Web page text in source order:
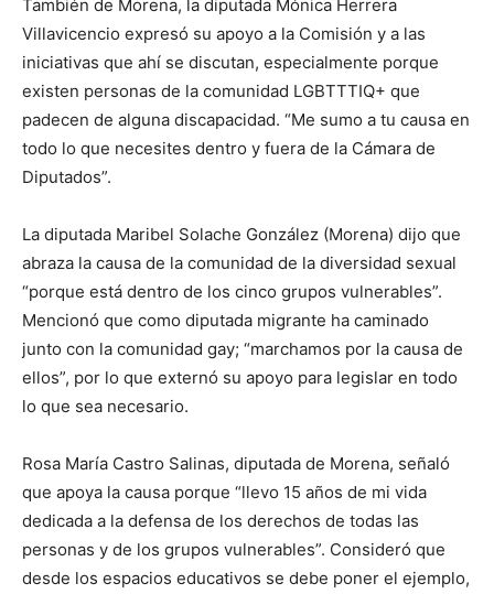
También de Morena, la diputada Mónica Herrera
Villavicencio expresó su apoyo a la Comisión y a las
iniciativas que ahí se discutan, especialmente porque
existen personas de la comunidad LGBTTTIQ+ que
padecen de alguna discapacidad. “Me sumo a tu causa en
todo lo que necesites dentro y fuera de la Cámara de
Diputados”.
La diputada Maribel Solache González (Morena) dijo que
abraza la causa de la comunidad de la diversidad sexual
“porque está dentro de los cinco grupos vulnerables”.
Mencionó que como diputada migrante ha caminado
junto con la comunidad gay; “marchamos por la causa de
ellos”, por lo que externó su apoyo para legislar en todo
lo que sea necesario.
Rosa María Castro Salinas, diputada de Morena, señaló
que apoya la causa porque “llevo 15 años de mi vida
dedicada a la defensa de los derechos de todas las
personas y de los grupos vulnerables”. Consideró que
desde los espacios educativos se debe poner el ejemplo,